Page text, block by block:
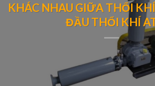
KHÁC NHAU GIỮA THỔI
ĐẦU THỔI KHÍ